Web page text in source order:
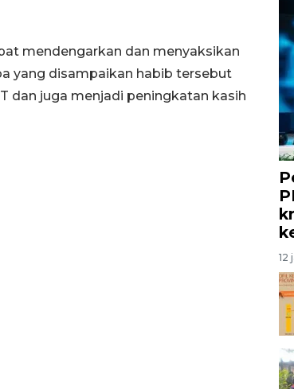
mendengarkan dan menyaksikan
yang disampaikan habib tersebut
dan juga menjadi peningkatan kasih
12